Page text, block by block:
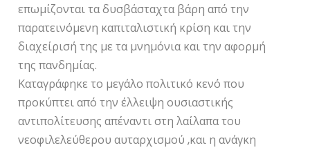
επωμίζονται τα δυσβάσταχτα βάρη από την
παρατεινόμενη καπιταλιστική κρίση και την
διαχείρισή της με τα μνημόνια και την αφορμή
της πανδημίας.
Καταγράφηκε το μεγάλο πολιτικό κενό που
προκύπτει από την έλλειψη ουσιαστικής
αντιπολίτευσης απέναντι στη λαίλαπα του
νεοφιλελεύθερου αυταρχισμού ,και η ανάγκη